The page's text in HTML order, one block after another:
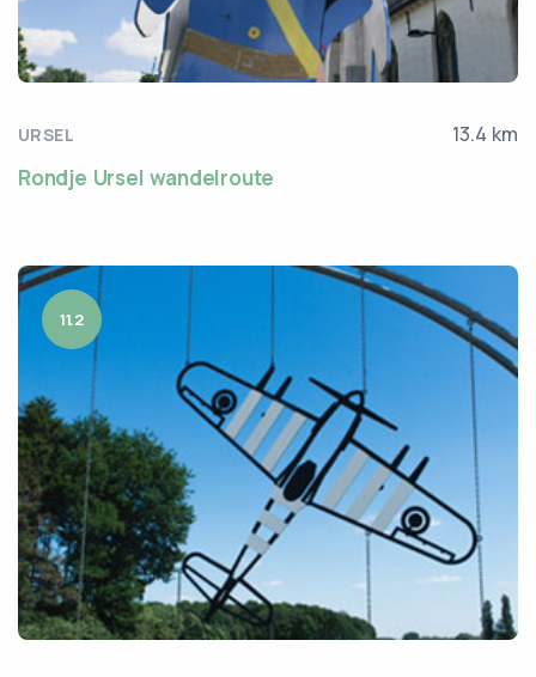
URSEL 13.4 km
Rondje Ursel wandelroute
11.2